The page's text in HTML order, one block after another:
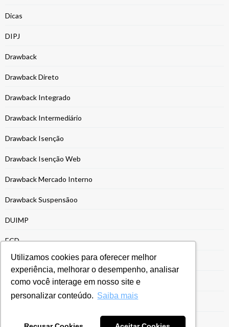
Utilizamos cookies para oferecer melhor
experiência, melhorar o desempenho, analisar
como você interage em nosso site e
personalizar conteúdo. Saiba mais
Dicas
DIPJ
Drawback
Drawback Direto
Drawback Integrado
Drawback Intermediário
Drawback Isenção
Drawback Isenção Web
Drawback Mercado Interno
Drawback Suspensãoo
DUIMP
ECD
ECF
EFD-REINF
Energia e Recursos Naturais
Entrega da ECF